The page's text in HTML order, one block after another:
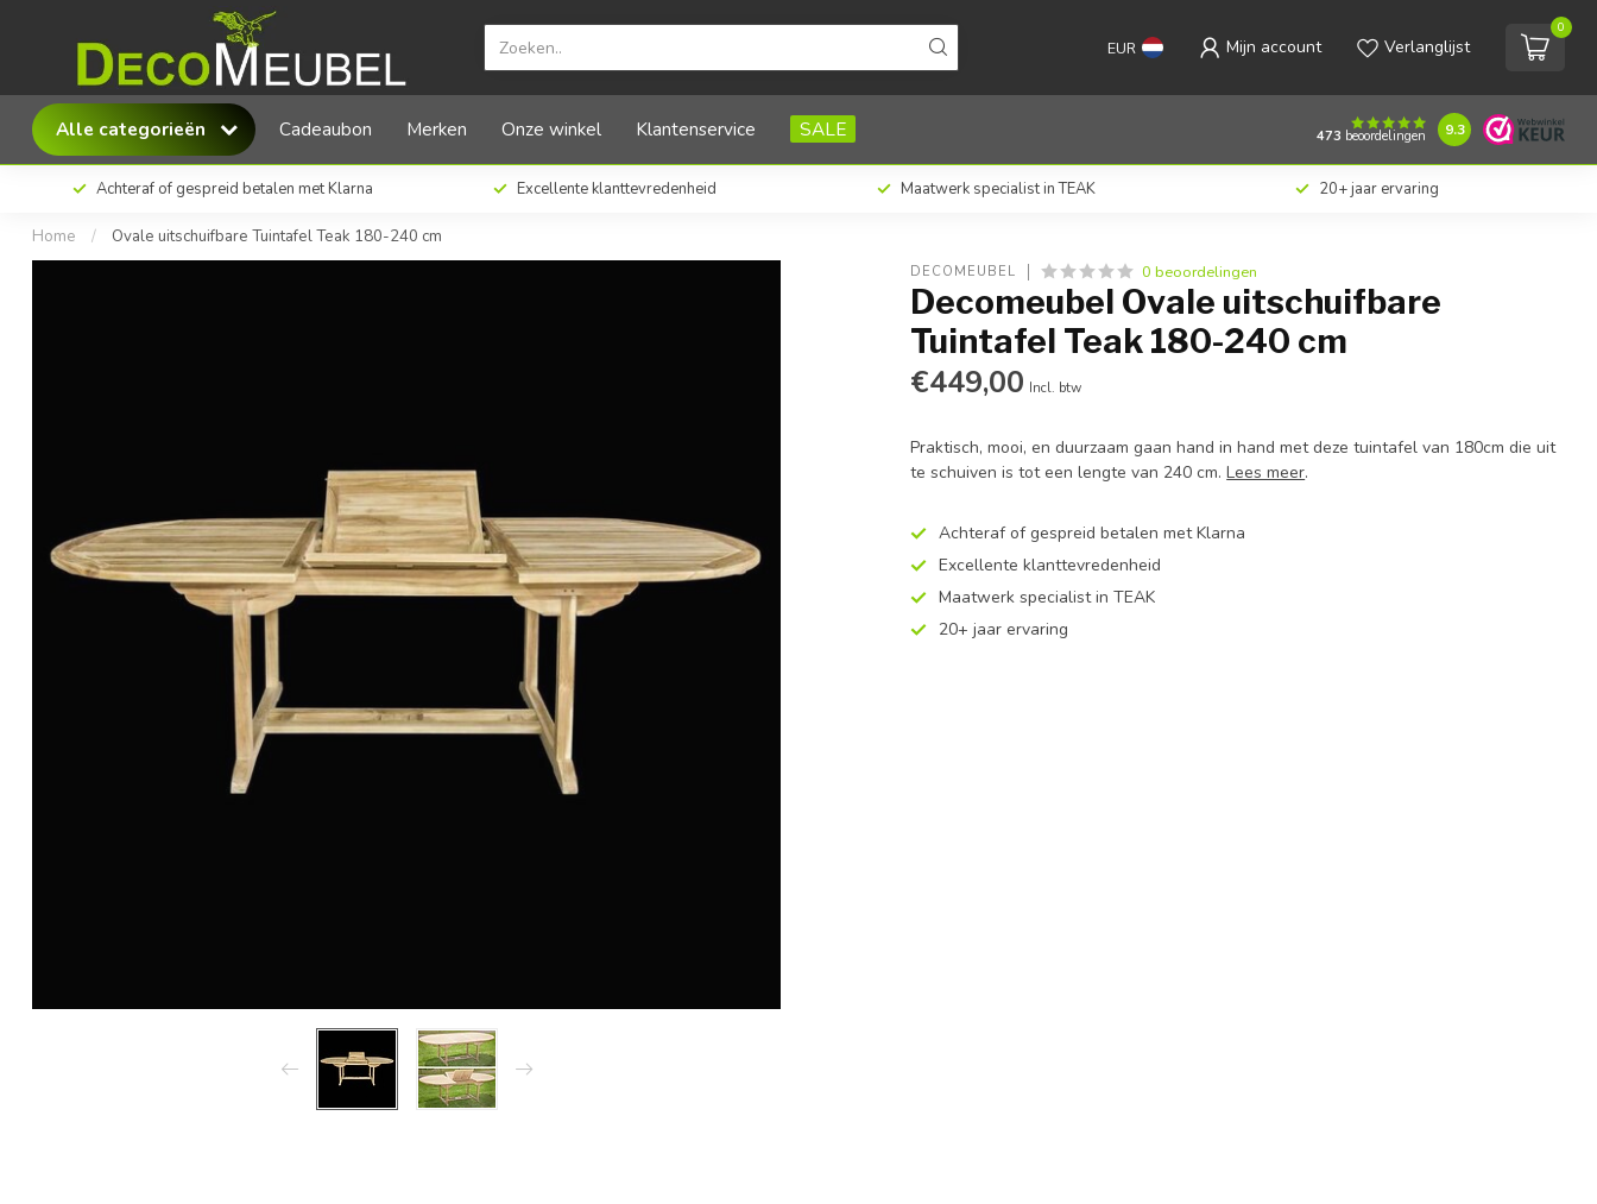
EUR Mijn account Verlanglijst
0
Alle categorieën Cadeaubon Merken Onze winkel Klantenservice SALE 473 beoordelingen 9.3
Achteraf of gespreid betalen met Klarna Excellente klanttevredenheid Maatwerk specialist in TEAK 20+ jaar ervaring
Home / Ovale uitschuifbare Tuintafel Teak 180-240 cm
DECOMEUBEL 0 beoordelingen
Decomeubel Ovale uitschuifbare
Tuintafel Teak 180-240 cm
€449,00 Incl. btw
Praktisch, mooi, en duurzaam gaan hand in hand met deze tuintafel van 180cm die uit
te schuiven is tot een lengte van 240 cm.Lees meer.
Achteraf of gespreid betalen met Klarna
Excellente klanttevredenheid
Maatwerk specialist in TEAK
20+ jaar ervaring